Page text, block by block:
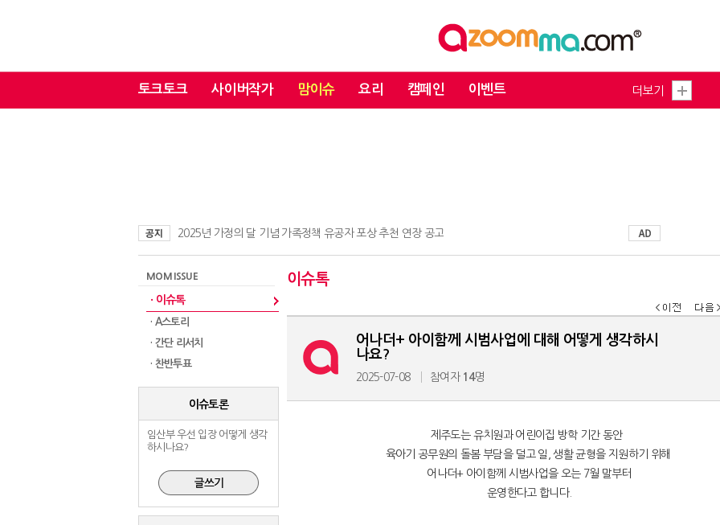
토크토크 사이버작가 맘이슈 요리 캠페인 이벤트 더보기
2025년 가정의 달 기념 가족정책 유공자 포상 추천 연장 공고
MOM ISSUE
· 이슈톡
· A스토리
· 간단 리서치
· 찬반투표
이슈토론
임산부 우선 입장 어떻게 생각
하시나요?
이슈톡
어나더+ 아이함께 시범사업에 대해 어떻게 생각하시
나요?
2025-07-08 참여자 14명
제주도는 유치원과 어린이집 방학 기간 동안
육아기 공무원의 돌봄 부담을 덜고 일, 생활 균형을 지원하기 위해
어나더+ 아이함께 시범사업을 오는 7월 말부터
운영한다고 합니다.